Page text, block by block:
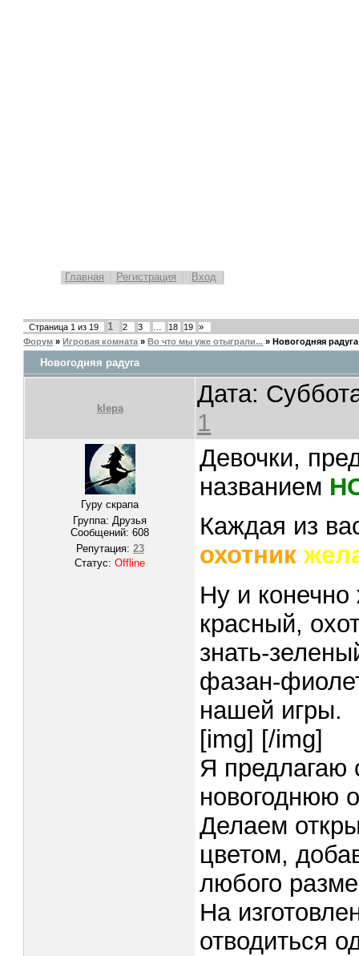
Главная Регистрация Вход
Страница 1 из 19 1 2 3 18 19
»
Форум » Игровая комната » Во что мы уже отыграли... » Новогодняя радуга
Новогодняя радуга
klepa
Дата:
1
Гуру скрапа
Группа: Друзья
Сообщений:608
Репутация: 23
Статус:Offline
Девочки,
названием
Каждая из
охотник
Ну и
красный,
знать-
фазан-
нашей игры.
[img] [/img]
Я предлагаю
новогоднюю
Делаем
цветом,
любого
На
отводиться